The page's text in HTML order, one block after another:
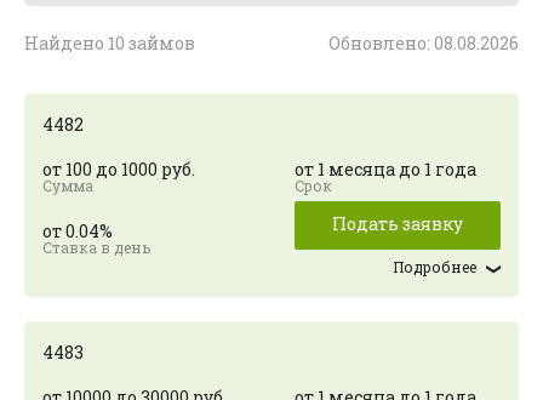
Найдено 10 займов Обновлено: 08.08.2026
4482
от 100 до 1000 руб.
от 1 месяца до 1 года
от 0.04% Подать заявку
Подробнее
4483